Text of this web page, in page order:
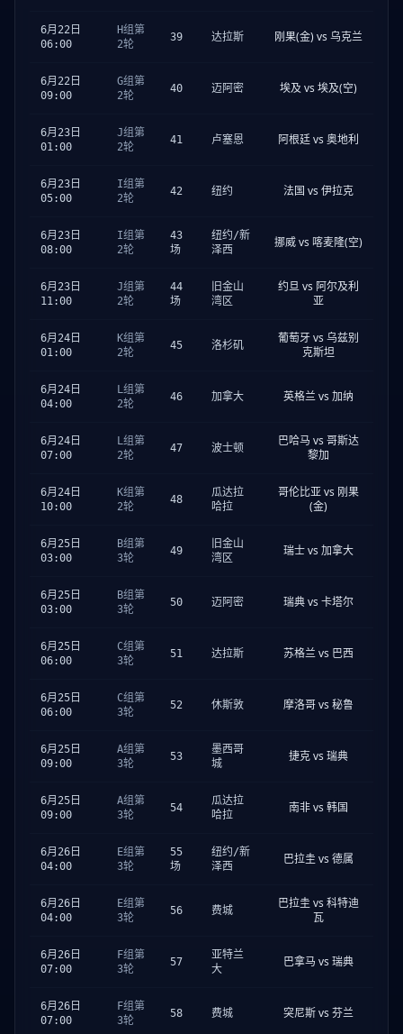
6月22日
06:00
H组第
2轮
39 达拉斯 刚果(金) vs 乌克兰
6月22日
09:00
G组第
2轮
40 迈阿密 埃及 vs 埃及(空)
6月23日
01:00
J组第
2轮
41 卢塞恩 阿根廷 vs 奥地利
6月23日
05:00
I组第
2轮
42 纽约 法国 vs 伊拉克
6月23日
08:00
I组第
2轮
43
场
纽约/新
泽西
挪威 vs 喀麦隆(空)
6月23日
11:00
J组第
2轮
44
场
旧金山
湾区
约旦 vs 阿尔及利
亚
6月24日
01:00
K组第
2轮
45 洛杉矶
葡萄牙 vs 乌兹别
克斯坦
6月24日
04:00
L组第
2轮
46 加拿大 英格兰 vs 加纳
6月24日
07:00
L组第
2轮
47 波士顿
巴哈马 vs 哥斯达
黎加
6月24日
10:00
K组第
2轮
48
瓜达拉
哈拉
哥伦比亚 vs 刚果
(金)
6月25日
03:00
B组第
3轮
49
旧金山
湾区
瑞士 vs 加拿大
6月25日
03:00
B组第
3轮
50 迈阿密 瑞典 vs 卡塔尔
6月25日
06:00
C组第
3轮
51 达拉斯 苏格兰 vs 巴西
6月25日
06:00
C组第
3轮
52 休斯敦 摩洛哥 vs 秘鲁
6月25日
09:00
A组第
3轮
53
墨西哥
城
捷克 vs 瑞典
6月25日
09:00
A组第
3轮
54
瓜达拉
哈拉
南非 vs 韩国
6月26日
04:00
E组第
3轮
55
场
纽约/新
泽西
巴拉圭 vs 德属
6月26日
04:00
E组第
3轮
56 费城
巴拉圭 vs 科特迪
瓦
6月26日
07:00
F组第
3轮
57
亚特兰
大
巴拿马 vs 瑞典
6月26日
07:00
F组第
3轮
58 费城 突尼斯 vs 芬兰